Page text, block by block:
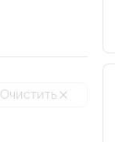
Очистить